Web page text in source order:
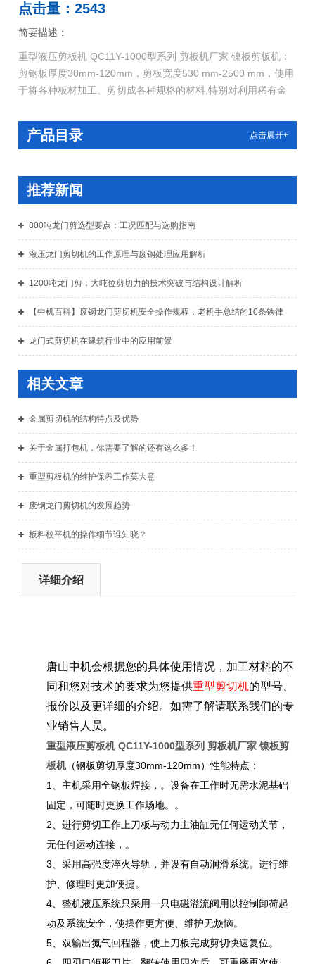
点击量：2543
简要描述：
重型液压剪板机 QC11Y-1000型系列 剪板机厂家 镍板剪板机：
剪钢板厚度30mm-120mm，剪板宽度530 mm-2500 mm，使用
于将各种板材加工、剪切成各种规格的材料,特别对利用稀有金
板；汽车的板材的加工更为适用,可*替代火焰切割，降低加工成
本。在同行业同类产品中具有低价格、低能耗、高效率等优势。
产品目录 点击展开+
推荐新闻
800吨龙门剪选型要点：工况匹配与选购指南
液压龙门剪切机的工作原理与废钢处理应用解析
1200吨龙门剪：大吨位剪切力的技术突破与结构设计解析
【中机百科】废钢龙门剪切机安全操作规程：老机手总结的10条铁律
龙门式剪切机在建筑行业中的应用前景
相关文章
金属剪切机的结构特点及优势
关于金属打包机，你需要了解的还有这么多！
重型剪板机的维护保养工作莫大意
废钢龙门剪切机的发展趋势
板料校平机的操作细节谁知晓？
详细介绍
唐山中机会根据您的具体使用情况，加工材料的不
同和您对技术的要求为您提供重型剪切机的型号、
报价以及更详细的介绍。如需了解请联系我们的专
业销售人员。
重型液压剪板机 QC11Y-1000型系列 剪板机厂家 镍板剪
板机（钢板剪切厚度30mm-120mm）性能特点：
1、主机采用全钢板焊接，。设备在工作时无需水泥基础
固定，可随时更换工作场地。。
2、进行剪切工作上刀板与动力主油缸无任何运动关节，
无任何运动连接，。
3、采用高强度淬火导轨，并设有自动润滑系统。进行维
护、修理时更加便捷。
4、整机液压系统只采用一只电磁溢流阀用以控制卸荷起
动及系统安全，使操作更方便、维护无烦恼。
5、双输出氮气回程器，使上刀板完成剪切快速复位。